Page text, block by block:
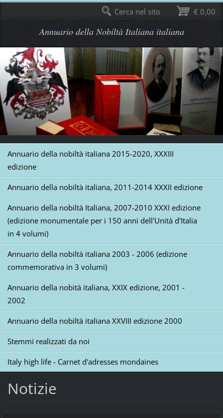
Annuario della Nobiltà Italiana italiana
Annuario della nobiltà italiana 2015-2020, XXXIII
edizione
Annuario della nobiltà italiana, 2011-2014 XXXII edizione
Annuario della nobiltà Italiana, 2007-2010 XXXI edizione
(edizione monumentale per i 150 anni dell'Unità d'Italia
in 4 volumi)
Annuario della nobiltà italiana 2003 - 2006 (edizione
commemorativa in 3 volumi)
Annuario della nobità italiana, XXIX edizione, 2001 -
2002
Annuario della nobiltà italiana XXVIII edizione 2000
Stemmi realizzati da noi
Italy high life - Carnet d'adresses mondaines
Notizie
€ 0,00
Cerca nel sito